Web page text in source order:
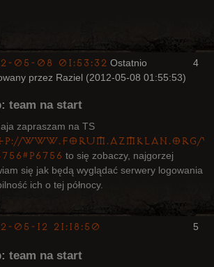
4
05-08 01:53:32 Ostatnio
przez Raziel (2012-05-08 01:55:53)
team na start
zapraszam na TS
www.forum.azmklan.org/
to się zobaczy, najgorzej
się jak będą wyglądać serwery logowania
ich o tej północy.
5
05-12 21:18:50
team na start